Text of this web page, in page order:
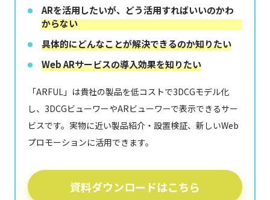
ARを活用したいが、どう活用すればいいのかわ
からない
具体的にどんなことが解決できるのか知りたい
Web ARサービスの導入効果を知りたい
「ARFUL」は貴社の製品を低コストで3DCGモデル化
し、3DCGビューワーやARビューワーで表示できるサー
ビスです。実物に近い製品紹介・設置検証、新しいWeb
プロモーションに活用できます。
資料ダウンロードはこちら